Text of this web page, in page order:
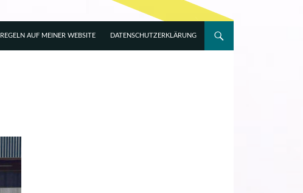
DATENSCHUTZERKLÄRUNG
AUF MEINER WEBSITE